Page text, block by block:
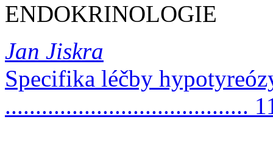
ENDOKRINOLOGIE
Jan Jiskra
Specifika léčby
........................................